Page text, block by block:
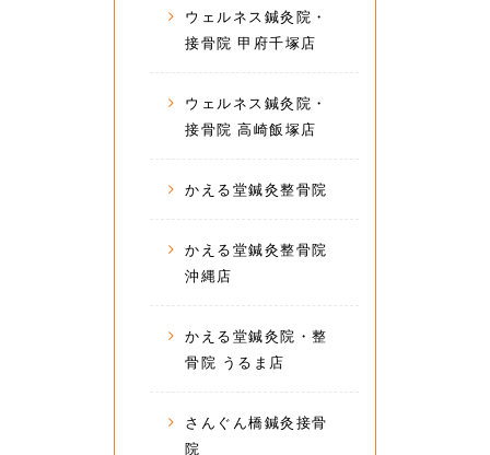
ウェルネス鍼灸院・
接骨院 甲府千塚店
ウェルネス鍼灸院・
接骨院 高崎飯塚店
かえる堂鍼灸整骨院
かえる堂鍼灸整骨院
沖縄店
かえる堂鍼灸院・整
骨院 うるま店
さんぐん橋鍼灸接骨
院